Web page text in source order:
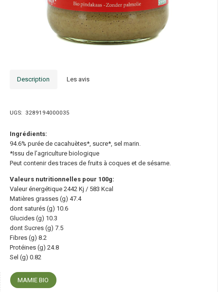
Description Les avis
UGS: 3289194000035
Ingrédients:
94.6% purée de cacahuètes*, sucre*, sel marin.
*Issu de l’agriculture biologique
Peut contenir des traces de fruits à coques et de sésame.
Valeurs nutritionnelles pour 100g:
Valeur énergétique 2442 Kj / 583 Kcal
Matières grasses (g) 47.4
dont saturés (g) 10.6
Glucides (g) 10.3
dont Sucres (g) 7.5
Fibres (g) 8.2
Protéines (g) 24.8
Sel (g) 0.82
MAMIE BIO